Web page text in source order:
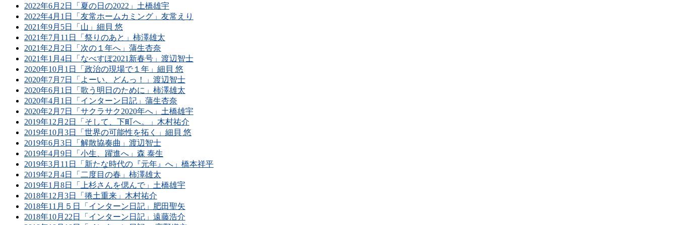
2022年6月2日「夏の日の2022」土橋雄宇
2022年4月1日「友常ホームカミング」友常えり
2021年9月5日「山」細貝 悠
2021年7月11日「祭りのあと」柿澤雄太
2021年2月2日「次の１年へ」蒲生杏奈
2021年1月4日「なべすぽ2021新春号」渡辺智士
2020年10月1日「政治の現場で１年」細貝 悠
2020年7月7日「よーい、どんっ！」渡辺智士
2020年6月1日「歌う明日のために」柿澤雄太
2020年4月1日「インターン日記」蒲生杏奈
2020年2月7日「サクラサク2020年へ」土橋雄宇
2019年12月2日「そして、下町へ。」木村祐介
2019年10月3日「世界の可能性を拓く」細貝 悠
2019年6月3日「解散協奏曲」渡辺智士
2019年4月9日「小生、躍進へ」森 泰生
2019年3月11日「新たな時代の『元年』へ」橋本祥平
2019年2月4日「二度目の春」柿澤雄太
2019年1月8日「上杉さんを偲んで」土橋雄宇
2018年12月3日「捲土重来」木村祐介
2018年11月５日「インターン日記」肥田聖矢
2018年10月22日「インターン日記」遠藤浩介